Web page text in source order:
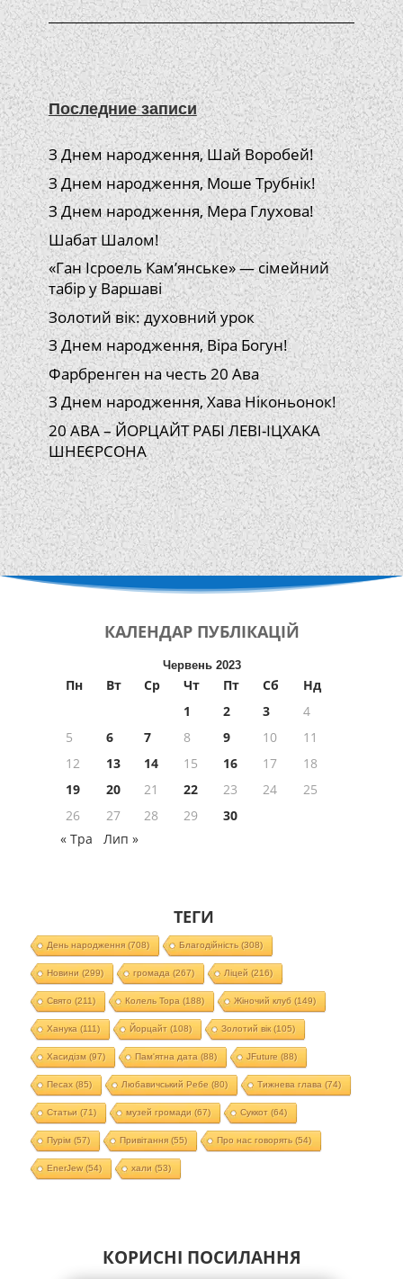
Последние записи
З Днем народження, Шай Воробей!
З Днем народження, Моше Трубнік!
З Днем народження, Мера Глухова!
Шабат Шалом!
«Ган Ісроель Кам’янське» — сімейний
табір у Варшаві
Золотий вік: духовний урок
З Днем народження, Віра Богун!
Фарбренген на честь 20 Ава
З Днем народження, Хава Ніконьонок!
20 АВА – ЙОРЦАЙТ РАБІ ЛЕВІ-ІЦХАКА
ШНЕЄРСОНА
КАЛЕНДАР ПУБЛІКАЦІЙ
Червень 2023
Пн Вт Ср Чт Пт Сб
Нд
1
2 3
4
5
6 7 8 9 10
11
12
13 14 15 16 17
18
19
20 21 22 23 24
25
26
27 28 29
30
« Тра
Лип »
ТЕГИ
День народження(708) Благодійність(308)
Новини (299) громада (267) Ліцей (216)
Свято (211) Колель Тора (188) Жіночий клуб (149)
Ханука (111) Йорцайт (108) Золотий вік(105)
Хасидізм (97) Пам'ятна дата (88) JFuture (88)
Песах(85) Любавичський Ребе (80) Тижнева глава (74)
Статьи (71) музей громади (67) Суккот (64)
Пурім (57) Привітання(55) Про нас говорять(54)
EnerJew(54) хали (53)
КОРИСНІ ПОСИЛАННЯ